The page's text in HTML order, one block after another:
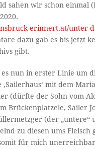
sahen wir schon
erinnert.at/unter-
dazu gab es bis jetzt
gibt.
nun in erster Linie um
‚Sailerhaus‘ mit dem
(dürfte der Sohn vom
Brückenplatzele, Sailer
(der „untere“
zu diesen ums
für mich